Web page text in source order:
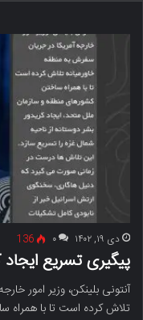
دی ۱۹, ۱۴۰۲ ۰ 136
پیگیری تسریع
آنتونی بلینکن، وزیر امور
تلاش کرده است تا با همراه